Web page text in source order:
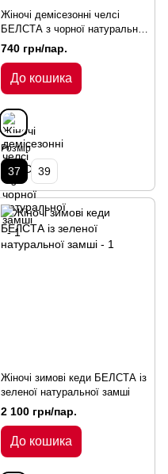
Жіночі демісезонні челсі
БЕЛСТА з чорної натуральної
замші
740 грн/пар.
До кошика
Розмір
37 39
Жіночі зимові кеди БЕЛСТА із
зеленої натуральної замші
2 100 грн/пар.
До кошика